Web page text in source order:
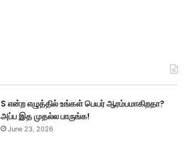
S என்ற எழுத்தில் உங்கள் பெயர் ஆரம்பமாகிறதா?
அப்ப இத முதல்ல பாருங்க!
June 23, 2026